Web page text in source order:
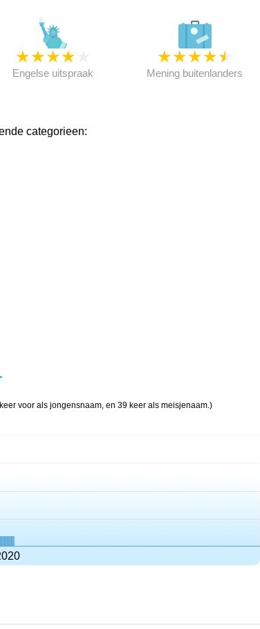
★★★★
Engelse uitspraak
★★★★★
Mening buitenlanders
categorieen:
voor als jongensnaam, en 39 keer als meisjenaam.)